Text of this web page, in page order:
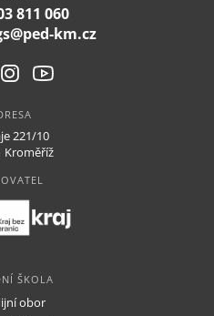
811 060
km.cz
221/10
Kroměříž
ŠKOLA
obor